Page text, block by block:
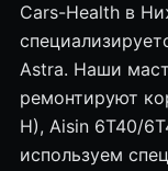
Cars-Health в
Astra. Наши
ремонтируют
H), Aisin 6T40/
используем